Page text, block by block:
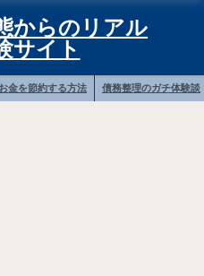
からのリアル
サイト
お金を節約する方法 債務整理のガチ体験談